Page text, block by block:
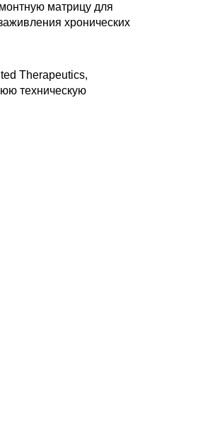
матрицу для
хронических
Therapeutics,
техническую